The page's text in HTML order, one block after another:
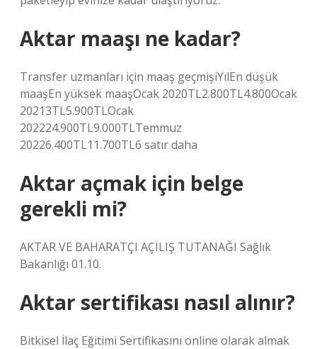
Aktar maaşı ne kadar?
Transfer uzmanları için maaş geçmişiYılEn düşük
maaşEn yüksek maaşOcak 2020TL2.800TL4.800Ocak
20213TL5.900TLOcak
202224.900TL9.000TLTemmuz
20226.400TL11.700TL6 satır daha
Aktar açmak için belge
gerekli mi?
AKTAR VE BAHARATÇI AÇILIŞ TUTANAĞI Sağlık
Bakanlığı 01.10.
Aktar sertifikası nasıl alınır?
Bitkisel İlaç Eğitimi Sertifikasını online olarak almak